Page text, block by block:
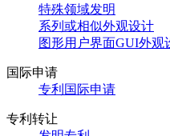
特殊领域发明
系列或相似外观设计
图形用户界面GUI外观
国际申请
专利国际申请
专利转让